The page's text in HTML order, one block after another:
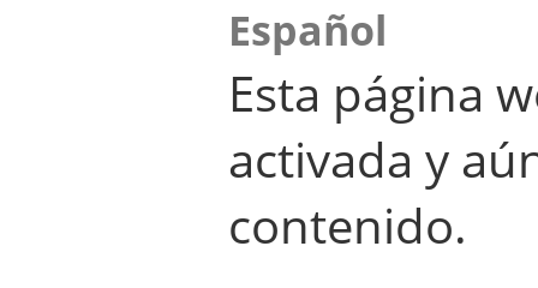
Español
Esta página
activada y
contenido.